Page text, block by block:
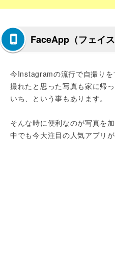
FaceApp（フェイ
今Instagramの流行で自撮り
撮れたと思った写真も家に帰
いち、という事もあります。
そんな時に便利なのが写真を
中でも今大注目の人気アプリ